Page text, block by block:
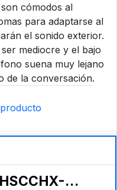
cómodos al
para adaptarse al
el sonido exterior.
mediocre y el bajo
suena muy lejano
de la conversación.
Hyperx HX-HSCCHX-BK/WW